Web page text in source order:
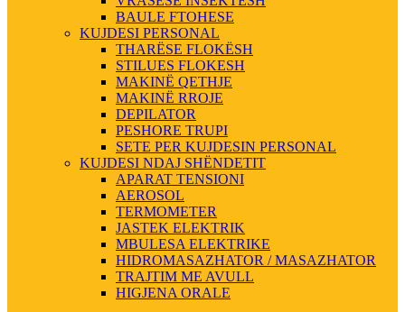
BAULE FTOHESE
KUJDESI PERSONAL
THARËSE FLOKËSH
STILUES FLOKESH
MAKINË QETHJE
MAKINË RROJE
DEPILATOR
PESHORE TRUPI
SETE PER KUJDESIN PERSONAL
KUJDESI NDAJ SHËNDETIT
APARAT TENSIONI
AEROSOL
TERMOMETER
JASTEK ELEKTRIK
MBULESA ELEKTRIKE
HIDROMASAZHATOR / MASAZHATOR
TRAJTIM ME AVULL
HIGJENA ORALE